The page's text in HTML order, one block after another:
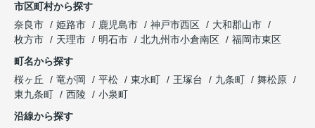
市区町村から探す
奈良市
姫路市 鹿児島市 神戸市西区
大和郡山市
枚方市
天理市 明石市 北九州市小倉南区
福岡市東区
町名から探す
桜ヶ丘
竜が岡 平松 東水町 王塚台 九条町
舞松原
東九条町
西陵
小泉町
沿線から探す